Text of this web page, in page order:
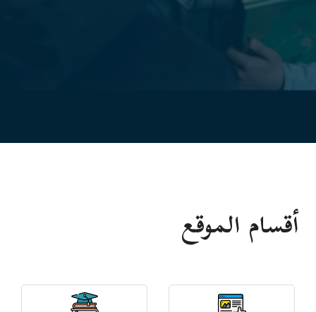
أقسام الموقع